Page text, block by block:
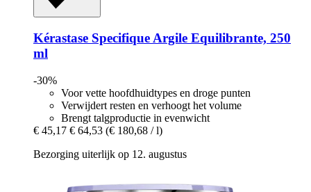
Kérastase Specifique Argile Equilibrante, 250
ml
-30%
Voor vette hoofdhuidtypes en droge punten
Verwijdert resten en verhoogt het volume
Brengt talgproductie in evenwicht
€ 45,17 € 64,53 (€ 180,68 / l)
Bezorging uiterlijk op 12. augustus